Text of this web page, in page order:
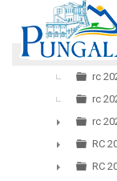
LITERAL
rc
rc
►
rc
►
RC
RC